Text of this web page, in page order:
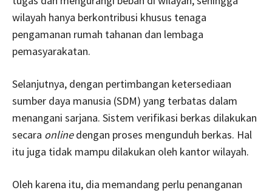
wilayah hanya berkontribusi khusus tenaga
pengamanan rumah tahanan dan lembaga
pemasyarakatan.
Selanjutnya, dengan pertimbangan ketersediaan
sumber daya manusia (SDM) yang terbatas dalam
menangani sarjana. Sistem verifikasi berkas dilakukan
secara onlinedengan proses mengunduh berkas. Hal
itu juga tidak mampu dilakukan oleh kantor wilayah.
Oleh karena itu, dia memandang perlu penanganan